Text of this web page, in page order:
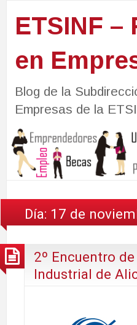
ETSINF –
en
Blog de la
Empresas de la
Día: 17 de
2º Encuentro
Industrial de